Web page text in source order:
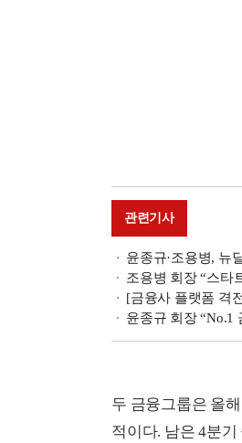
관련기사
윤종규·조용병, 뉴
조용병 회장 “스타
[금융사 플랫폼 격
윤종규 회장
두 금융그룹은 올
적이다. 남은 4분